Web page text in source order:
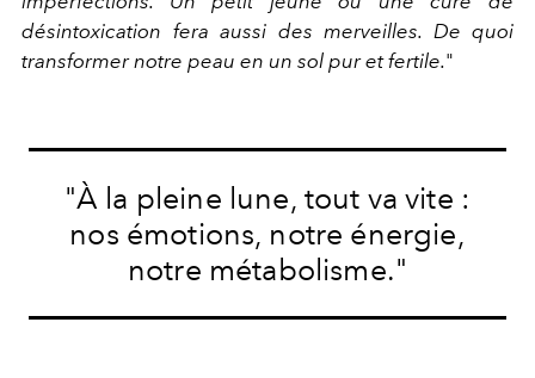
désintoxication fera aussi des merveilles. De quoi
transformer notre peau en un sol pur et fertile."
"À la pleine lune, tout va vite :
nos émotions, notre énergie,
notre métabolisme."